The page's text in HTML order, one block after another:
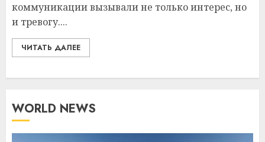
коммуникации вызывали не только интерес, но
и тревогу....
ЧИТАТЬ ДАЛЕЕ
WORLD NEWS